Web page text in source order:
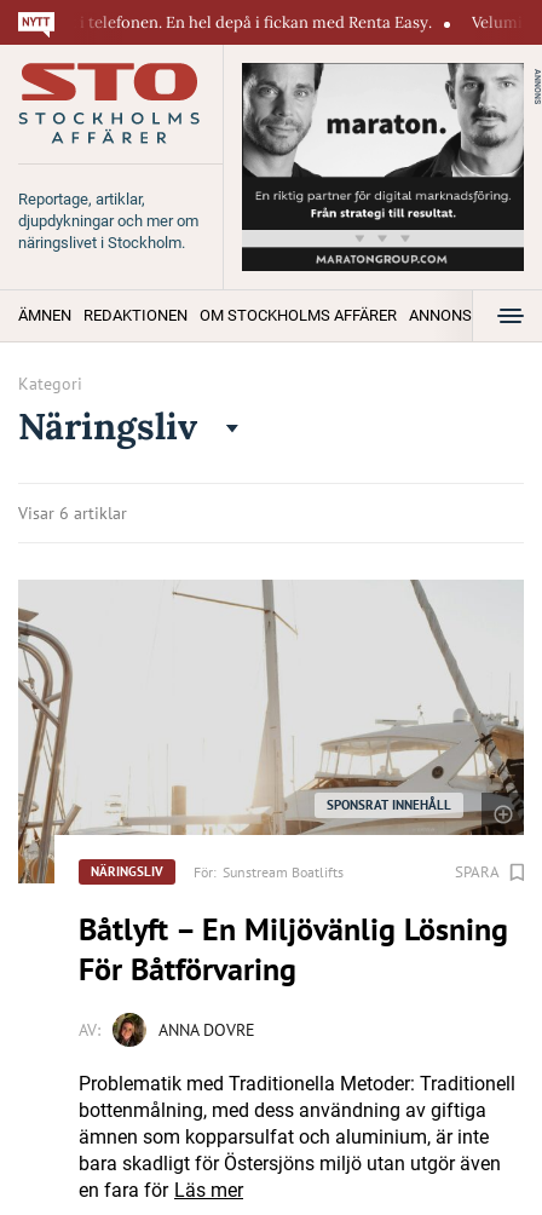
i telefonen. En hel depå i fickan med Renta Easy. Velumi erbjuder
Reportage, artiklar,
djupdykningar och mer om
näringslivet i Stockholm.
ANNONS
ÄMNEN REDAKTIONEN OM STOCKHOLMS AFFÄRER ANNONSERA
Kategori
Näringsliv
Visar 6 artiklar
SPONSRAT INNEHÅLL
NÄRINGSLIV För: Sunstream Boatlifts SPARA
Båtlyft – En Miljövänlig Lösning
För Båtförvaring
AV: ANNA DOVRE
Problematik med Traditionella Metoder: Traditionell
bottenmålning, med dess användning av giftiga
ämnen som kopparsulfat och aluminium, är inte
bara skadligt för Östersjöns miljö utan utgör även
en fara för Läs mer